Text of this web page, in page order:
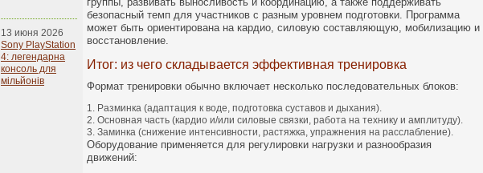
13 июня 2026
Sony PlayStation
4: легендарна
консоль для
мільйонів
безопасный темп для участников с разным уровнем подготовки. Программа
может быть ориентирована на кардио, силовую составляющую, мобилизацию и
восстановление.
Итог: из чего складывается эффективная тренировка
Формат тренировки обычно включает несколько последовательных блоков:
Разминка (адаптация к воде, подготовка суставов и дыхания).
Основная часть (кардио и/или силовые связки, работа на технику и амплитуду).
Заминка (снижение интенсивности, растяжка, упражнения на расслабление).
Оборудование применяется для регулировки нагрузки и разнообразия
движений: